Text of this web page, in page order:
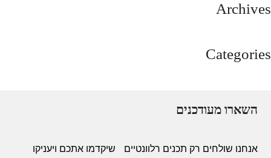
Archives
Categories
השארו מעודכנים
אנחנו שולחים רק תכנים רלוונטיים שיקדמו אתכם ויעניקו